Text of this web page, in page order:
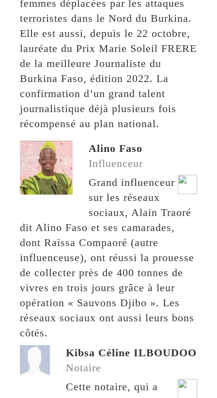
femmes déplacées par les attaques
terroristes dans le Nord du Burkina.
Elle est aussi, depuis le 22 octobre,
lauréate du Prix Marie Soleil FRERE
de la meilleure Journaliste du
Burkina Faso, édition 2022. La
confirmation d’un grand talent
journalistique déjà plusieurs fois
récompensé au plan national.
Alino Faso
Influenceur
Grand influenceur
sur les réseaux
sociaux, Alain Traoré
dit Alino Faso et ses camarades,
dont Raïssa Compaoré (autre
influenceuse), ont réussi la prouesse
de collecter près de 400 tonnes de
vivres en trois jours grâce à leur
opération « Sauvons Djibo ». Les
réseaux sociaux ont aussi leurs bons
côtés.
Kibsa Céline ILBOUDOO
Notaire
Cette notaire, qui a